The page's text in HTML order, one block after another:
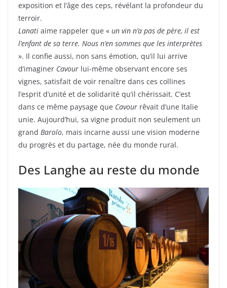
exposition et l’âge des ceps, révélant la profondeur du
terroir.
Lanati aime rappeler que « un vin n’a pas de père, il est
l’enfant de sa terre. Nous n’en sommes que les interprètes
». Il confie aussi, non sans émotion, qu’il lui arrive
d’imaginer Cavour lui-même observant encore ses
vignes, satisfait de voir renaître dans ces collines
l’esprit d’unité et de solidarité qu’il chérissait. C’est
dans ce même paysage que Cavour rêvait d’une Italie
unie. Aujourd’hui, sa vigne produit non seulement un
grand Barolo, mais incarne aussi une vision moderne
du progrès et du partage, née du monde rural.
Des Langhe au reste du monde